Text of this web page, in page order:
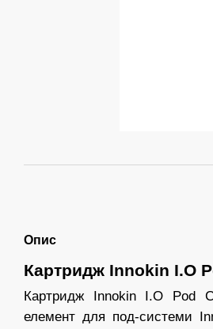
Опис
Картридж Innokin I.O
Картридж Innokin I.O Pod
елемент для под-системи